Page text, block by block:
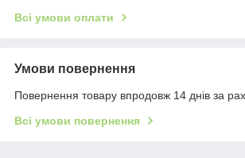
Всі умови оплати
Умови повернення
Повернення товару впродовж 14 днів за
Всі умови повернення